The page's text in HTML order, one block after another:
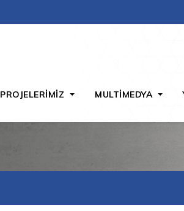
PROJELERİMİZ MULTİMEDYA